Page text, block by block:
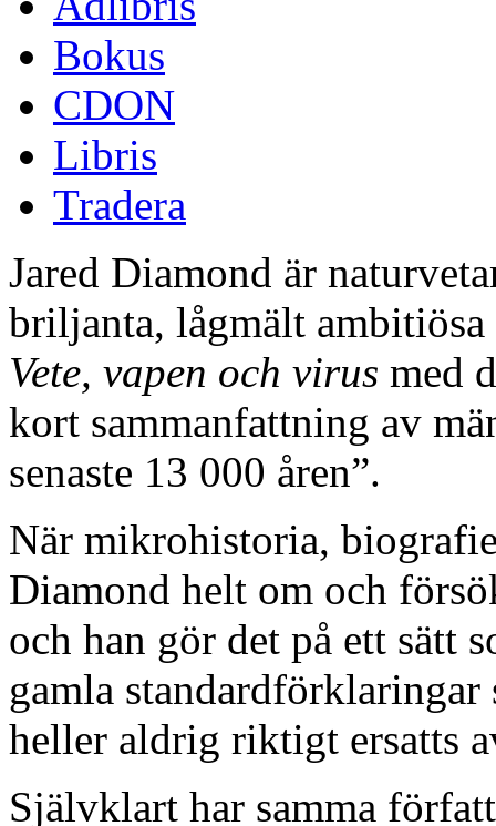
Bokus
CDON
Libris
Tradera
Jared Diamond är
briljanta, lågmält
Vete, vapen och virus med
kort sammanfattning av
senaste 13 000 åren”.
När mikrohistoria,
Diamond helt om och
och han gör det på ett sätt
gamla standardförklaringar
heller aldrig riktigt ersatts
Självklart har samma